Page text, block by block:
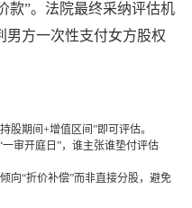
款”。法院最终采纳评估机
男方一次性支付女方股权
股期间+增值区间”即可评估。
审开庭日”，谁主张谁垫付评估
向“折价补偿”而非直接分股，避免